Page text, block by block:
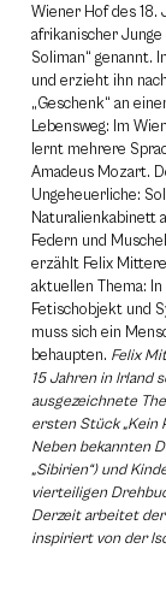
Wiener Hof des 18.
afrikanischer
Soliman“ genannt.
und erzieht ihn
„Geschenk“ an
Lebensweg: Im
lernt mehrere
Amadeus Mozart.
Ungeheuerliche:
Naturalienkabinett
Federn und
erzählt Felix
aktuellen Thema:
Fetischobjekt und
muss sich ein
behaupten. Felix
15 Jahren in Irland
ausgezeichnete
ersten Stück „Kein
Neben bekannten
„Sibirien“) und
vierteiligen
Derzeit arbeitet der
inspiriert von der